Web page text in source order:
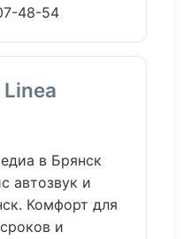
48-54
в Брянск
автозвук и
Комфорт для
и